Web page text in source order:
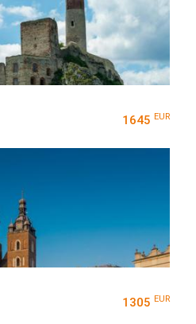
1645 EUR
1305 EUR